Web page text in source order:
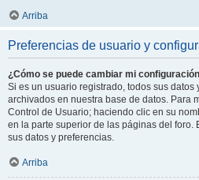
Arriba
Preferencias de usuario y
¿Cómo se puede cambiar mi
Si es un usuario registrado, todos sus datos
archivados en nuestra base de datos. Para
Control de Usuario; haciendo clic en su
en la parte superior de las páginas del foro.
sus datos y preferencias.
Arriba